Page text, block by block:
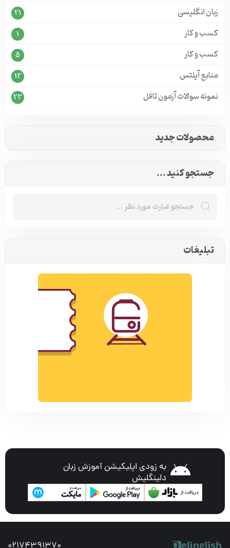
زبان انگلیسی 21
کسب و کار 1
کسب و کار 5
منابع آیلتس 13
نمونه سوالات آزمون تافل 23
محصولات جدید
جستجو کنید ...
تبلیغات
به زودی اپلیکیشن آموزش زبان
دلینگلیش